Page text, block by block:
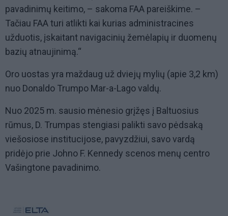
pavadinimų keitimo, – sakoma FAA pareiškime. –
Tačiau FAA turi atlikti kai kurias administracines
užduotis, įskaitant navigacinių žemėlapių ir duomenų
bazių atnaujinimą.“
Oro uostas yra maždaug už dviejų mylių (apie 3,2 km)
nuo Donaldo Trumpo Mar-a-Lago valdų.
Nuo 2025 m. sausio mėnesio grįžęs į Baltuosius
rūmus, D. Trumpas stengiasi palikti savo pėdsaką
viešosiose institucijose, pavyzdžiui, savo vardą
pridėjo prie Johno F. Kennedy scenos menų centro
Vašingtone pavadinimo.